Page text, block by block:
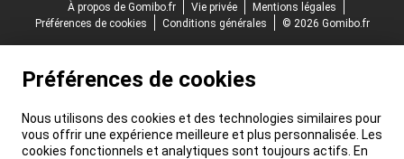
À propos de Gomibo.fr
Vie privée
Mentions légales
Préférences de cookies
Conditions générales © 2026 Gomibo.fr
Préférences de cookies
Nous utilisons des cookies et des technologies similaires pour
vous offrir une expérience meilleure et plus personnalisée. Les
cookies fonctionnels et analytiques sont toujours actifs. En